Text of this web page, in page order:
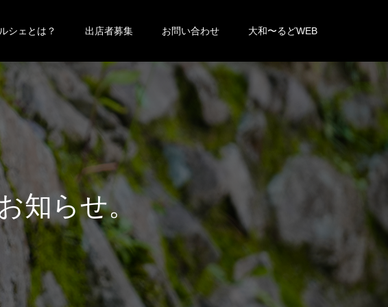
シェとは？ 出店者募集 お問い合わせ 大和〜るどWEB
知 らせ。